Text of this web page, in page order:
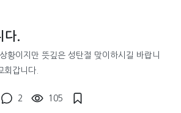
다.
황이지만 뜻깊은 성탄절 맞이하시길 바랍니
회갑니다.
2 105